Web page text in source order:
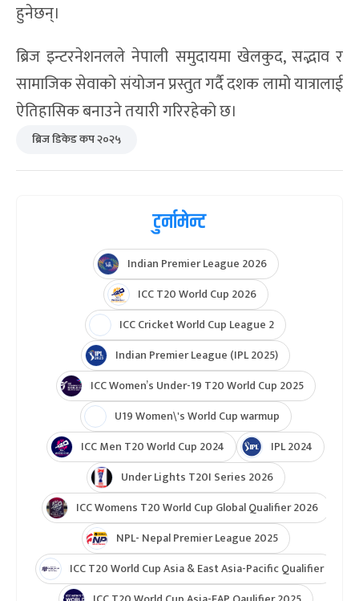
खेलबाट संकलित सम्पूर्ण रकम नेपालका विभिन्न अनाथ
आश्रमहरूमासहयोग स्वरूप हस्तान्तरण गरिनेछ।
सहयोगको कार्यमा सन्दीप लामिछाने स्वयं पनि संलग्न
हुनेछन्।
ब्रिज इन्टरनेशनलले नेपाली समुदायमा खेलकुद, सद्भाव र
सामाजिक सेवाको संयोजन प्रस्तुत गर्दै दशक लामो यात्रालाई
टुर्नामेन्ट
Indian Premier League 2026
ICC T20 World Cup 2026
ICC Cricket World Cup League 2
Indian Premier League (IPL 2025)
ICC Women’s Under-19 T20 World Cup 2025
U19 Women\'s World Cup warmup
ICC Men T20 World Cup 2024
IPL 2024
Under Lights T20I Series 2026
ICC Womens T20 World Cup Global Qualifier 2026